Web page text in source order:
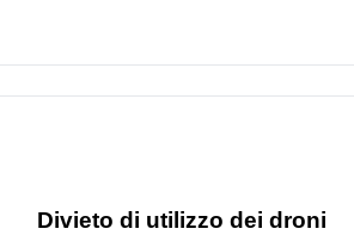
Divieto di utilizzo dei droni